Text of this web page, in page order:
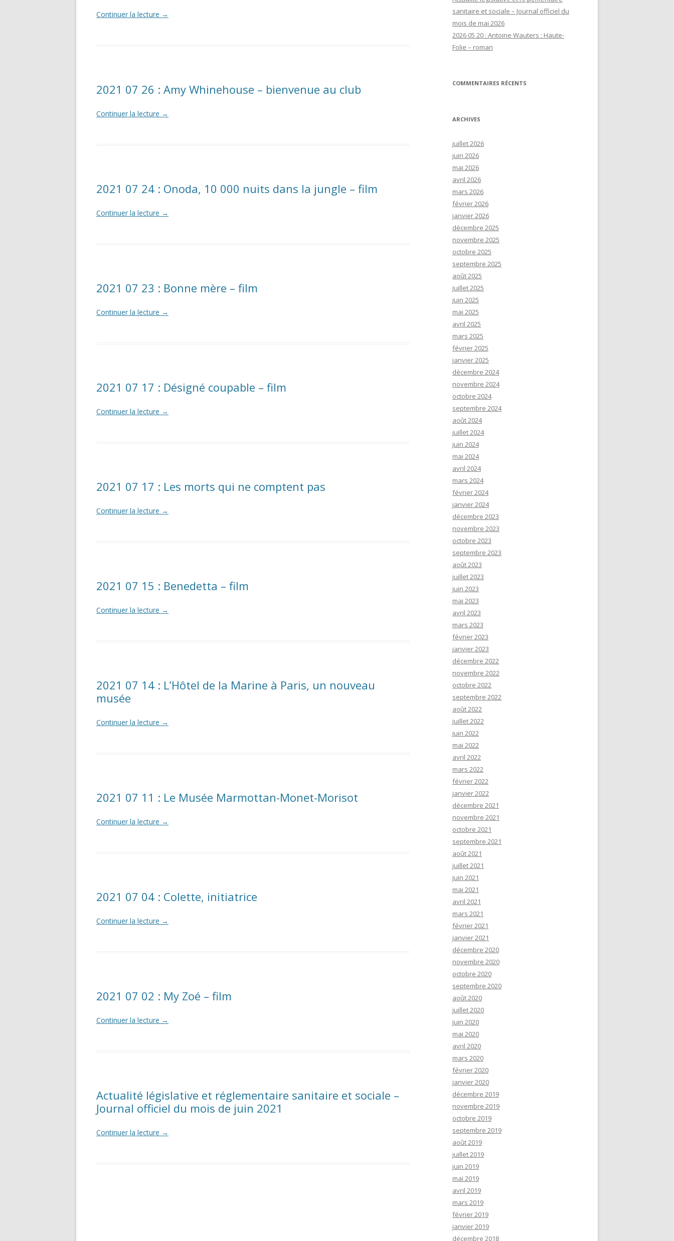
Continuer la lecture →
2021 07 26 : Amy Whinehouse – bienvenue au club
Continuer la lecture →
2021 07 24 : Onoda, 10 000 nuits dans la jungle – film
Continuer la lecture →
2021 07 23 : Bonne mère – film
Continuer la lecture →
2021 07 17 : Désigné coupable – film
Continuer la lecture →
2021 07 17 : Les morts qui ne comptent pas
Continuer la lecture →
2021 07 15 : Benedetta – film
Continuer la lecture →
2021 07 14 : L’Hôtel de la Marine à Paris, un nouveau
musée
Continuer la lecture →
2021 07 11 : Le Musée Marmottan-Monet-Morisot
Continuer la lecture →
2021 07 04 : Colette, initiatrice
Continuer la lecture →
2021 07 02 : My Zoé – film
Continuer la lecture →
Actualité législative et réglementaire sanitaire et sociale –
Journal officiel du mois de juin 2021
Continuer la lecture →
sanitaire et sociale – Journal officiel du
mois de mai 2026
2026 05 20 : Antoine Wauters : Haute-
Folie – roman
COMMENTAIRES RÉCENTS
ARCHIVES
juillet 2026
juin 2026
mai 2026
avril 2026
mars 2026
février 2026
janvier 2026
décembre 2025
novembre 2025
octobre 2025
septembre 2025
août 2025
juillet 2025
juin 2025
mai 2025
avril 2025
mars 2025
février 2025
janvier 2025
décembre 2024
novembre 2024
octobre 2024
septembre 2024
août 2024
juillet 2024
juin 2024
mai 2024
avril 2024
mars 2024
février 2024
janvier 2024
décembre 2023
novembre 2023
octobre 2023
septembre 2023
août 2023
juillet 2023
juin 2023
mai 2023
avril 2023
mars 2023
février 2023
janvier 2023
décembre 2022
novembre 2022
octobre 2022
septembre 2022
août 2022
juillet 2022
juin 2022
mai 2022
avril 2022
mars 2022
février 2022
janvier 2022
décembre 2021
novembre 2021
octobre 2021
septembre 2021
août 2021
juillet 2021
juin 2021
mai 2021
avril 2021
mars 2021
février 2021
janvier 2021
décembre 2020
novembre 2020
octobre 2020
septembre 2020
août 2020
juillet 2020
juin 2020
mai 2020
avril 2020
mars 2020
février 2020
janvier 2020
décembre 2019
novembre 2019
octobre 2019
septembre 2019
août 2019
juillet 2019
juin 2019
mai 2019
avril 2019
mars 2019
février 2019
janvier 2019
décembre 2018